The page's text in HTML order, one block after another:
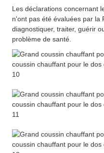
Les déclarations concernant
n'ont pas été évaluées par la
diagnostiquer, traiter, guérir
problème de santé.